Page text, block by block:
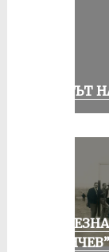
ВЕКЪТ
КЪНЧЕВ”